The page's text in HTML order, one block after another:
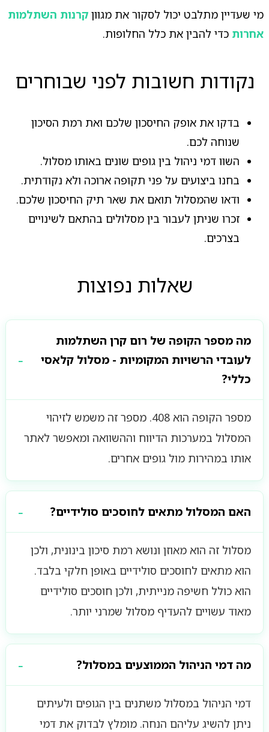
מי שעדיין מתלבט יכול לסקור את מגוון קרנות השתלמות
אחרות כדי להבין את כלל החלופות.
נקודות חשובות לפני שבוחרים
בדקו את אופק החיסכון שלכם ואת רמת הסיכון
שנוחה לכם.
השוו דמי ניהול בין גופים שונים באותו מסלול.
בחנו ביצועים על פני תקופה ארוכה ולא נקודתית.
ודאו שהמסלול תואם את שאר תיק החיסכון שלכם.
זכרו שניתן לעבור בין מסלולים בהתאם לשינויים
בצרכים.
שאלות נפוצות
מה מספר הקופה של רום קרן השתלמות
לעובדי הרשויות המקומיות - מסלול קלאסי
כללי?
מספר הקופה הוא 408. מספר זה משמש לזיהוי
המסלול במערכות הדיווח וההשוואה ומאפשר לאתר
אותו במהירות מול גופים אחרים.
האם המסלול מתאים לחוסכים סולידיים?
מסלול זה הוא מאוזן ונושא רמת סיכון בינונית, ולכן
הוא מתאים לחוסכים סולידיים באופן חלקי בלבד.
הוא כולל חשיפה מנייתית, ולכן חוסכים סולידיים
מאוד עשויים להעדיף מסלול שמרני יותר.
מה דמי הניהול הממוצעים במסלול?
דמי הניהול במסלול משתנים בין הגופים ולעיתים
ניתן להשיג עליהם הנחה. מומלץ לבדוק את דמי